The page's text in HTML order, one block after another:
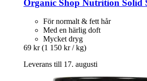
Organic Shop Nutrition Solid
För normalt & fett hår
Med en härlig doft
Mycket dryg
69 kr (1 150 kr / kg)
Leverans till 17. augusti